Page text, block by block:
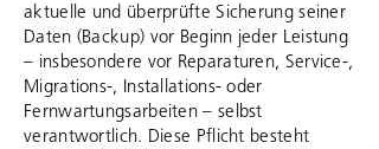
aktuelle und überprüfte Sicherung seiner
Daten (Backup) vor Beginn jeder Leistung
– insbesondere vor Reparaturen, Service-,
Migrations-, Installations- oder
Fernwartungsarbeiten – selbst
verantwortlich. Diese Pflicht besteht